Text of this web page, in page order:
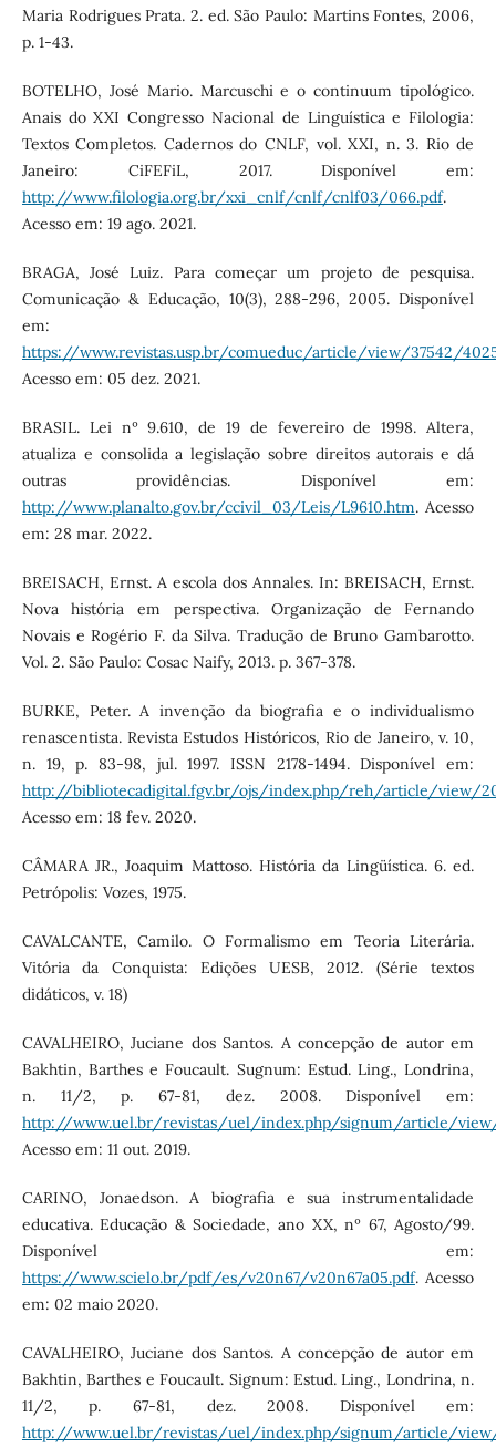
Maria Rodrigues Prata. 2. ed. São Paulo: Martins Fontes, 2006,
p. 1-43.
BOTELHO, José Mario. Marcuschi e o continuum tipológico.
Anais do XXI Congresso Nacional de Linguística e Filologia:
Textos Completos. Cadernos do CNLF, vol. XXI, n. 3. Rio de
Janeiro: CiFEFiL, 2017. Disponível em:
http://www.filologia.org.br/xxi_cnlf/cnlf/cnlf03/066.pdf.
Acesso em: 19 ago. 2021.
BRAGA, José Luiz. Para começar um projeto de pesquisa.
Comunicação & Educação, 10(3), 288-296, 2005. Disponível
em:
https://www.revistas.usp.br/comueduc/article/view/37542/
Acesso em: 05 dez. 2021.
BRASIL. Lei nº 9.610, de 19 de fevereiro de 1998. Altera,
atualiza e consolida a legislação sobre direitos autorais e dá
outras providências. Disponível em:
http://www.planalto.gov.br/ccivil_03/Leis/L9610.htm. Acesso
em: 28 mar. 2022.
BREISACH, Ernst. A escola dos Annales. In: BREISACH, Ernst.
Nova história em perspectiva. Organização de Fernando
Novais e Rogério F. da Silva. Tradução de Bruno Gambarotto.
Vol. 2. São Paulo: Cosac Naify, 2013. p. 367-378.
BURKE, Peter. A invenção da biografia e o individualismo
renascentista. Revista Estudos Históricos, Rio de Janeiro, v. 10,
n. 19, p. 83-98, jul. 1997. ISSN 2178-1494. Disponível em:
http://bibliotecadigital.fgv.br/ojs/index.php/reh/article/view/
Acesso em: 18 fev. 2020.
CÂMARA JR., Joaquim Mattoso. História da Lingüística. 6. ed.
Petrópolis: Vozes, 1975.
CAVALCANTE, Camilo. O Formalismo em Teoria Literária.
Vitória da Conquista: Edições UESB, 2012. (Série textos
didáticos, v. 18)
CAVALHEIRO, Juciane dos Santos. A concepção de autor em
Bakhtin, Barthes e Foucault. Sugnum: Estud. Ling., Londrina,
n. 11/2, p. 67-81, dez. 2008. Disponível em:
http://www.uel.br/revistas/uel/index.php/signum/article/
Acesso em: 11 out. 2019.
CARINO, Jonaedson. A biografia e sua instrumentalidade
educativa. Educação & Sociedade, ano XX, nº 67, Agosto/99.
Disponível em:
https://www.scielo.br/pdf/es/v20n67/v20n67a05.pdf. Acesso
em: 02 maio 2020.
CAVALHEIRO, Juciane dos Santos. A concepção de autor em
Bakhtin, Barthes e Foucault. Signum: Estud. Ling., Londrina, n.
11/2, p. 67-81, dez. 2008. Disponível em:
http://www.uel.br/revistas/uel/index.php/signum/article/